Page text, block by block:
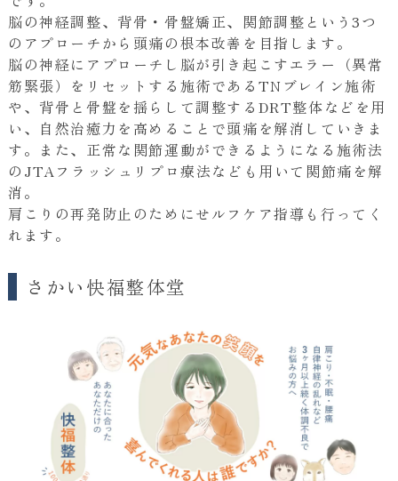
脳の神経調整、背骨・骨盤矯正、関節調整という3つ
のアプローチから頭痛の根本改善を目指します。
脳の神経にアプローチし脳が引き起こすエラー（異常
筋緊張）をリセットする施術であるTNブレイン施術
や、背骨と骨盤を揺らして調整するDRT整体などを用
い、自然治癒力を高めることで頭痛を解消していきま
す。また、正常な関節運動ができるようになる施術法
のJTAフラッシュリプロ療法なども用いて関節痛を解
消。
肩こりの再発防止のためにせルフケア指導も行ってく
れます。
さかい快福整体堂